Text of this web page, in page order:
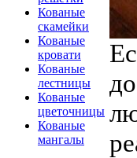
Кованые
скамейки
Кованые
кровати
Кованые
лестницы
Кованые
цветочницы
Кованые
мангалы